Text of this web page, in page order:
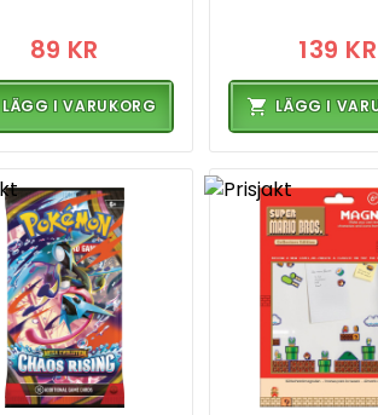
89 KR
LÄGG I VARUKORG
139 KR
LÄGG I